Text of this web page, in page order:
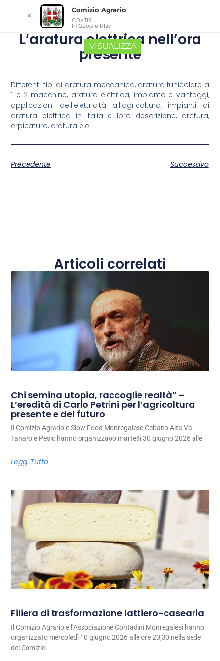
L’aratura elettrica nell’ora
presente
Differenti tipi di aratura meccanica, aratura funicolare a
1 e 2 macchine, aratura elettrica, impianto e vantaggi,
applicazioni dell’elettricità all’agricoltura, impianti di
aratura elettrica in Italia e loro descrizione, aratura,
erpicatura, aratura ele
Precedente Successivo
Articoli correlati
Chi semina utopia, raccoglie realtà” –
L’eredità di Carlo Petrini per l’agricoltura
presente e del futuro
Il Comizio Agrario e Slow Food Monregalese Cebano Alta Val
Tanaro e Pesio hanno organizzaoo martedì 30 giugno 2026 alle
Leggi Tutto
Filiera di trasformazione lattiero-casearia
Il Comizio Agrario e l’Associazione Contadini Monregalesi hanno
organizzato mercoledì 10 giugno 2026 alle ore 20,30 nella sede
del Comizio
✕
Comizio Agrario
GRATIS
In Google Play
VISUALIZZA